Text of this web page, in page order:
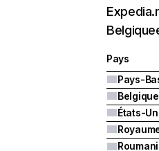
Pays
Pays-
Belgique
États-